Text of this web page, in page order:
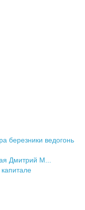
березники ведогонь
Дмитрий М...